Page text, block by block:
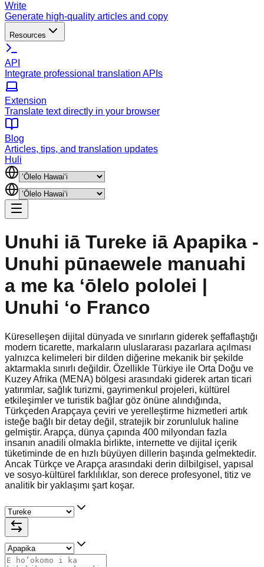
Write
Generate high-quality articles and copy
Resources
API
Integrate professional translation APIs
Extension
Translate text directly in your browser
Blog
Articles, tips, and translation updates
Huli
Unuhi iā Tureke iā Apapika -
Unuhi pūnaewele manuahi
a me ka ʻōlelo pololei |
Unuhi ʻo Franco
Küreselleşen dijital dünyada ve sınırların giderek şeffaflaştığı
modern ticarette, markaların uluslararası pazarlara açılması
yalnızca kelimeleri bir dilden diğerine mekanik bir şekilde
aktarmakla sınırlı değildir. Özellikle Türkiye ile Orta Doğu ve
Kuzey Afrika (MENA) bölgesi arasındaki giderek artan ticari
yatırımlar, sağlık turizmi, gayrimenkul projeleri, kültürel
etkileşimler ve turistik bağlar göz önüne alındığında,
Türkçeden Arapçaya çeviri ve yerelleştirme hizmetleri artık
isteğe bağlı bir detay değil, stratejik bir zorunluluk haline
gelmiştir. Arapça, dünya çapında 400 milyondan fazla
insanın anadili olmakla birlikte, internette ve dijital içerik
tüketiminde de en hızlı büyüyen dillerin başında gelmektedir.
Ancak Türkçe ve Arapça arasındaki derin dilbilgisel, yapısal
ve sosyo-kültürel farklılıklar, son derece profesyonel, titiz ve
analitik bir yaklaşımı şart koşar.